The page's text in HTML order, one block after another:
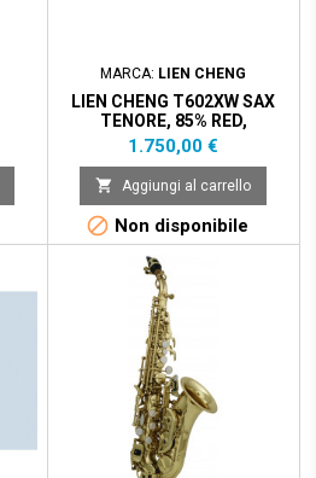
MARCA: LIEN CHENG
LIEN CHENG T602XW SAX
TENORE, 85% RED,
SUNDBLAST
Prezzo
1.750,00 €
 Aggiungi al carrello
 Non disponibile